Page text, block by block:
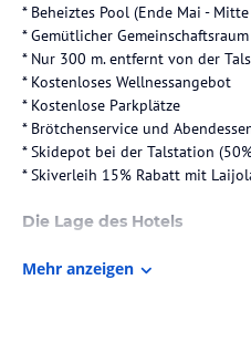
* Beheiztes Pool (Ende Mai -
* Gemütlicher
* Nur 300 m. entfernt von der
* Kostenloses Wellnessangebot
* Kostenlose Parkplätze
* Brötchenservice und
* Skidepot bei der Talstation
* Skiverleih 15% Rabatt mit
Die Lage des Hotels
* Langlaufloipe vor dem Haus
Mehr anzeigen